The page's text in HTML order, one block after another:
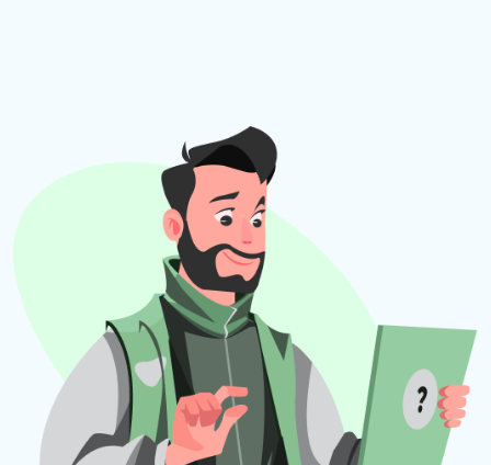
Установка в программах:
«1С:Бухгалтерия 8»
«1С:БизнесСтарт»
Отправка заявки на лизинг сопровождается
наличием усиленной квалифицированной
электронной подписи.
Программа в обязательном порядке должна
быть на официальной поддержке.
Стоимость